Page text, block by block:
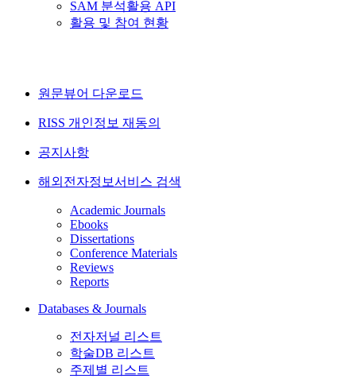
SAM 분석활용 API
활용 및 참여 현황
원문뷰어 다운로드
RISS 개인정보 재동의
공지사항
해외전자정보서비스 검색
Academic Journals
Ebooks
Dissertations
Conference Materials
Reviews
Reports
Databases & Journals
전자저널 리스트
학술DB 리스트
주제별 리스트